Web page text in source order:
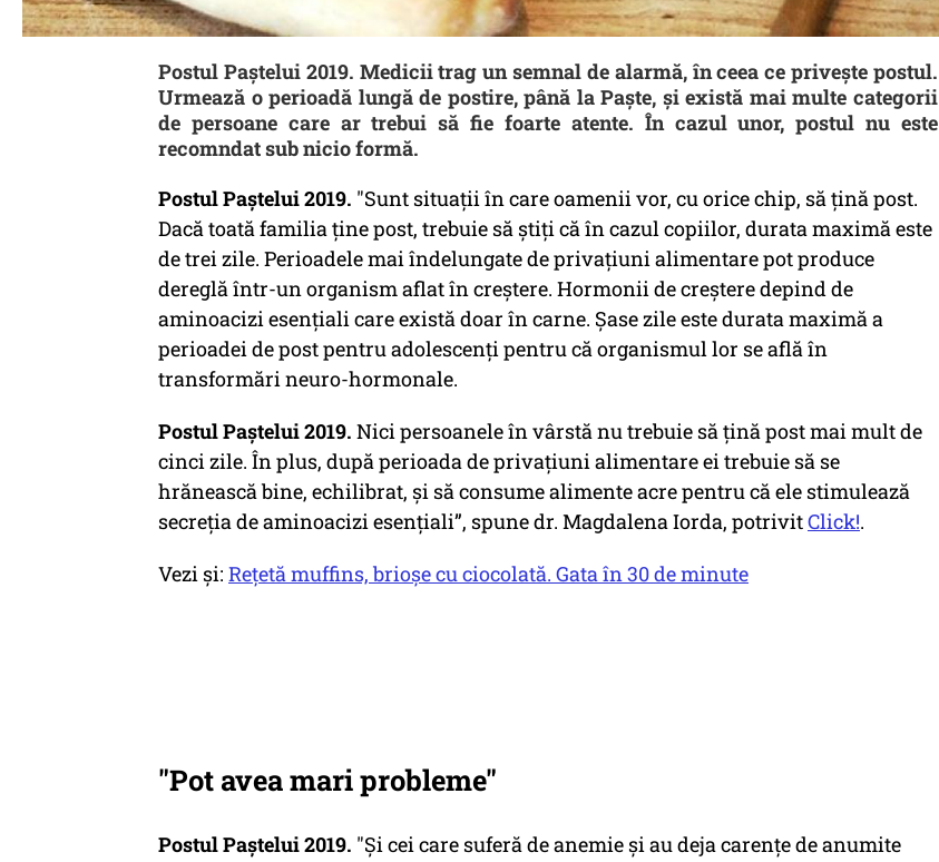
Postul Paștelui 2019. Medicii trag un semnal de alarmă, în ceea ce privește postul.
Urmează o perioadă lungă de postire, până la Paște, și există mai multe categorii
de persoane care ar trebui să fie foarte atente. În cazul unor, postul nu este
recomndat sub nicio formă.
Postul Paștelui 2019. "Sunt situații în care oamenii vor, cu orice chip, să țină post.
Dacă toată familia ține post, trebuie să știți că în cazul copiilor, durata maximă este
de trei zile. Perioadele mai îndelungate de privațiuni alimentare pot produce
dereglă într-un organism aflat în creștere. Hormonii de creştere depind de
aminoacizi esenţiali care există doar în carne. Șase zile este durata maximă a
perioadei de post pentru adolescenţi pentru că organismul lor se află în
transformări neuro-hormonale.
Postul Paștelui 2019. Nici persoanele în vârstă nu trebuie să ţină post mai mult de
cinci zile. În plus, după perioada de privaţiuni alimentare ei trebuie să se
hrănească bine, echilibrat, şi să consume alimente acre pentru că ele stimulează
secreţia de aminoacizi esenţiali”, spune dr. Magdalena Iorda, potrivitClick!.
Vezi și: Rețetă muffins, brioșe cu ciocolată. Gata în 30 de minute
"Pot avea mari probleme"
Postul Paștelui 2019. "Și cei care suferă de anemie și au deja carențe de anumite